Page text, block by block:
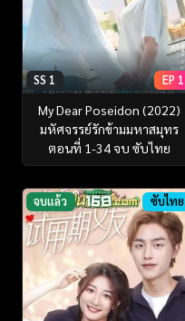
SS 1 EP 1
My Dear Poseidon (2022)
มหัศจรรย์รักข้ามมหาสมุทร
ตอนที่ 1-34 จบ ซับไทย
จบแล้ว ซับไทย